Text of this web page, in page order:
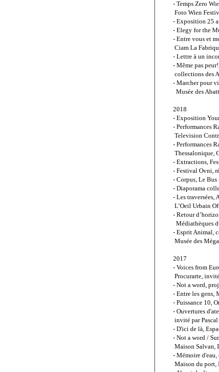
- Temps Zero
Foto Wien
- Exposition 25
- Elegy for the
- Entre vous et
Ciam La
- Lettre à un
- Même pas
collections des
- Marcher pour
Musée des
2018
- Exposition
- Performances
Television
- Performances
Thessalonique,
- Extractions,
- Festival Ovni,
- Corpus, Le Bus
- Diaporama
- Les
L’Oeil Urbain
- Retour
Médiathèques
- Esprit Animal,
Musée des
2017
- Voices from
Procurarte,
- Not a word,
- Entre les gens,
- Puissance 10,
- Ouvertures
invité par
- D'ici de là,
- Not a word /
Maison Salvan,
- Mémoire d'eau,
Maison du port,